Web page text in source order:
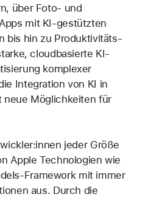
über Foto- und
mit KI-gestützten
bis hin zu Produktivitäts-
cloudbasierte KI-
komplexer
Integration von KI in
neue Möglichkeiten für
jeder Größe
Apple Technologien wie
Framework mit immer
aus. Durch die